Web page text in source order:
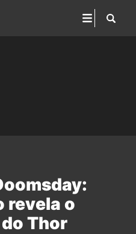
revela o
Thor